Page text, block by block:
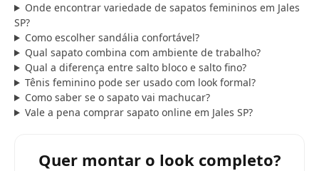
Onde encontrar variedade de sapatos femininos em Jales
SP?
Como escolher sandália confortável?
Qual sapato combina com ambiente de trabalho?
Qual a diferença entre salto bloco e salto fino?
Tênis feminino pode ser usado com look formal?
Como saber se o sapato vai machucar?
Vale a pena comprar sapato online em Jales SP?
Quer montar o look completo?